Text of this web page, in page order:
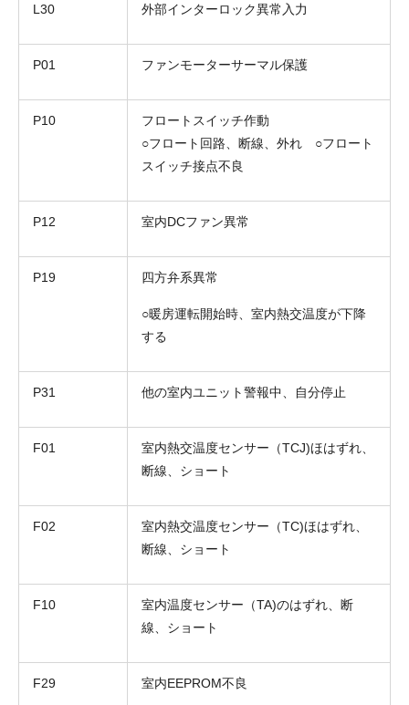
L30 外部インターロック異常入力
P01 ファンモーターサーマル保護
P10
フロートスイッチ作動
○フロート回路、断線、外れ ○フロート
スイッチ接点不良
P12 室内DCファン異常
P19 四方弁系異常
○暖房運転開始時、室内熱交温度が下降
する
P31 他の室内ユニット警報中、自分停止
F01
室内熱交温度センサー（TCJ)ほはずれ、
断線、ショート
F02
室内熱交温度センサー（TC)ほはずれ、
断線、ショート
F10
室内温度センサー（TA)のはずれ、断
線、ショート
F29 室内EEPROM不良